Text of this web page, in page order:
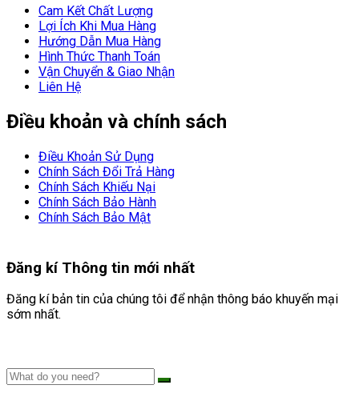
Cam Kết Chất Lượng
Lợi Ích Khi Mua Hàng
Hướng Dẫn Mua Hàng
Hình Thức Thanh Toán
Vận Chuyển & Giao Nhận
Liên Hệ
Điều khoản và chính sách
Điều Khoản Sử Dụng
Chính Sách Đổi Trả Hàng
Chính Sách Khiếu Nại
Chính Sách Bảo Hành
Chính Sách Bảo Mật
Đăng kíThông tin mới nhất
Đăng kí bản tin của chúng tôi để nhận thông báo khuyến mại
sớm nhất.